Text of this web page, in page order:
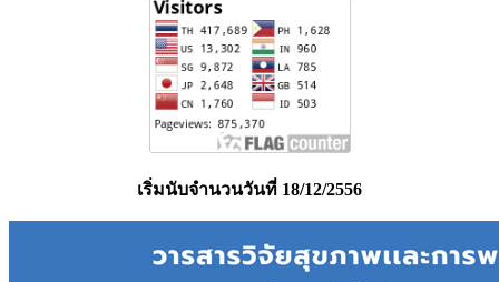
เริ่มนับจำนวนวันที่ 18/12/2556